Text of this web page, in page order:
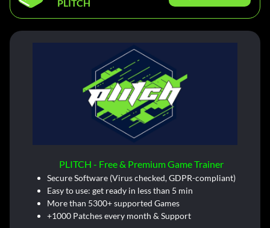
PLITCH
PLITCH - Free & Premium Game Trainer
Secure Software (Virus checked, GDPR-compliant)
Easy to use: get ready in less than 5 min
More than 5300+ supported Games
+1000 Patches every month & Support